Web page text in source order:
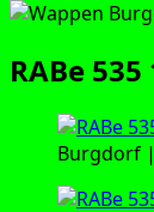
RABe 535
Burg­dorf |